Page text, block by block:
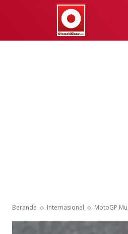
Beranda Internasional MotoGP